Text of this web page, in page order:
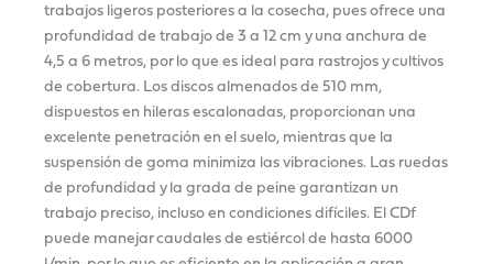
trabajos ligeros posteriores a la cosecha, pues ofrece una
profundidad de trabajo de 3 a 12 cm y una anchura de
4,5 a 6 metros, por lo que es ideal para rastrojos y cultivos
de cobertura. Los discos almenados de 510 mm,
dispuestos en hileras escalonadas, proporcionan una
excelente penetración en el suelo, mientras que la
suspensión de goma minimiza las vibraciones. Las ruedas
de profundidad y la grada de peine garantizan un
trabajo preciso, incluso en condiciones difíciles. El CDf
puede manejar caudales de estiércol de hasta 6000